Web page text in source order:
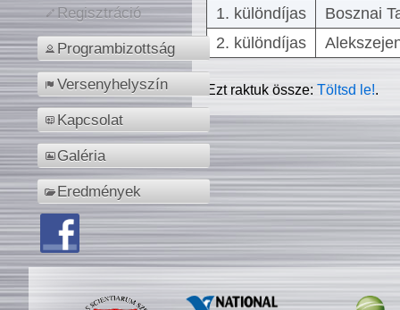
Regisztráció
Programbizottság
Versenyhelyszín
Kapcsolat
Galéria
Eredmények
1. különdíjas
Bosznai
2. különdíjas
Ezt raktuk össze:Töltsd le!.